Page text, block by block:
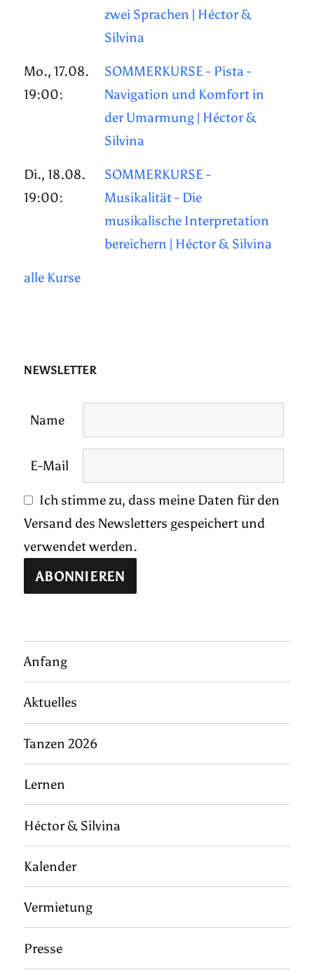
zwei Sprachen | Héctor &
Silvina
Mo., 17.08.
19:00:
SOMMERKURSE - Pista -
Navigation und Komfort in
der Umarmung | Héctor &
Silvina
Di., 18.08.
19:00:
SOMMERKURSE -
Musikalität - Die
musikalische Interpretation
bereichern | Héctor & Silvina
alle Kurse
NEWSLETTER
Name
E-Mail
Ich stimme zu, dass meine Daten für den
Versand des Newsletters gespeichert und
verwendet werden.
Anfang
Aktuelles
Tanzen 2026
Lernen
Héctor & Silvina
Kalender
Vermietung
Presse